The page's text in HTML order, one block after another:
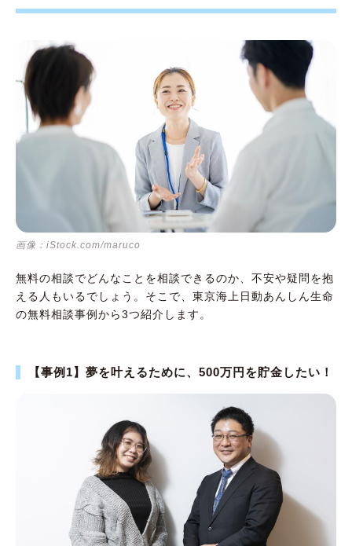
画像：iStock.com/maruco
無料の相談でどんなことを相談できるのか、不安や疑問を抱
える人もいるでしょう。そこで、東京海上日動あんしん生命
の無料相談事例から3つ紹介します。
【事例1】夢を叶えるために、500万円を貯金したい！